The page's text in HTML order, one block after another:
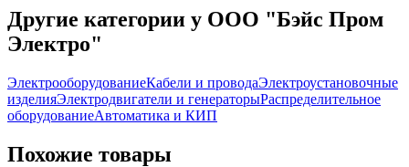
Другие категории у ООО "Бэйс Пром
Электро"
ЭлектрооборудованиеКабели и проводаЭлектроустановочные
изделияЭлектродвигатели и генераторыРаспределительное
оборудованиеАвтоматика и КИП
Похожие товары